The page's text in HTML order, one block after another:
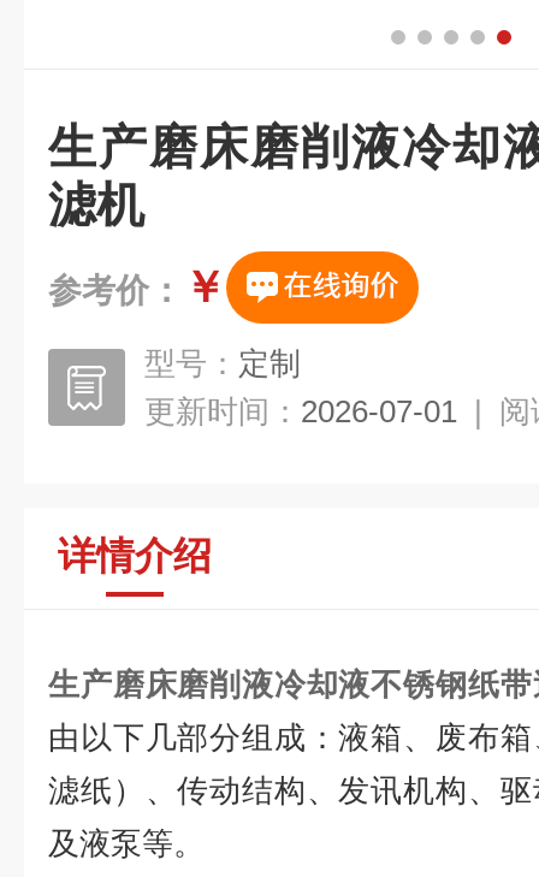
生产磨床磨削液冷却
滤机
参考价： ￥
型号： 定制
更新时间： 2026-07-01 | 阅
详情介绍
生产磨床磨削液冷却液不锈钢纸
由以下几部分组成：液箱、废布
滤纸）、传动结构、发讯机构、
及液泵等。